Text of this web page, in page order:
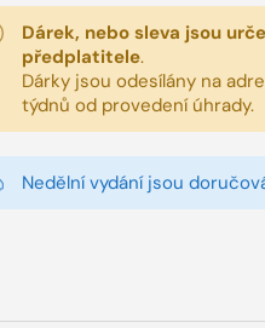
Dárek, nebo sleva jsou
předplatitele.
Dárky jsou odesílány na
týdnů od provedení úhrady.
Nedělní vydání jsou